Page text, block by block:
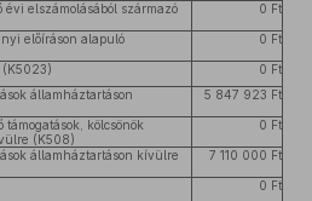
elszámolásából származó
0 Ft
előíráson alapuló
0 Ft
(K5023)
0 Ft
államháztartáson
5 847 923 Ft
kölcsönök
(K508)
0 Ft
államháztartáson kívülre
7 110 000 Ft
0 Ft